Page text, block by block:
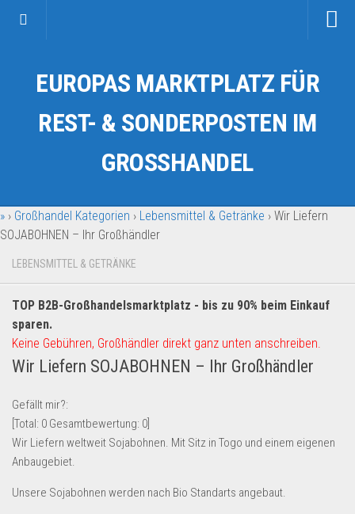
Kategorien
Auto & Motorrad
Fahrzeuge & Transport
Garten & Werkzeug
Geschäft, Büro & Schreibwaren
Geschenkartikel
Handy und Smartphone
Kosmetik & Pflege
Lebensmittel & Getränke
Multimedia & Elektro
Münzen
Spielzeug & Games
EUROPAS MARKTPLATZ FÜR
REST- & SONDERPOSTEN IM
GROSSHANDEL
» › Großhandel Kategorien › Lebensmittel & Getränke › Wir Liefern
SOJABOHNEN – Ihr Großhändler
LEBENSMITTEL & GETRÄNKE
TOP B2B-Großhandelsmarktplatz - bis zu 90% beim Einkauf
sparen.
Keine Gebühren, Großhändler direkt ganz unten anschreiben.
Wir Liefern SOJABOHNEN – Ihr Großhändler
Gefällt mir?:
[Total: 0 Gesamtbewertung: 0
Wir Liefern weltweit Sojabohnen. Mit Sitz in Togo und einem eigenen
Anbaugebiet.
Unsere Sojabohnen werden nach Bio Standarts angebaut.